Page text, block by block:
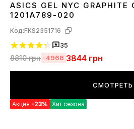
36 37383940 41 42434445
ASICS GEL NYC GRAPHITE
1201A789-020
Код:FKS2351716
35
8810грн -4966 3844 грн
СМОТРЕТЬ
Акция -23% Хит сезона